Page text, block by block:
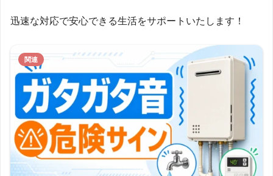
迅速な対応で安心できる生活をサポートいたします！